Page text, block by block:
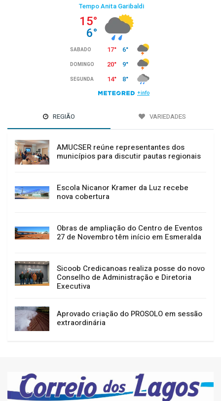
REGIÃO VARIEDADES
AMUCSER reúne representantes dos
municípios para discutir pautas regionais
Escola Nicanor Kramer da Luz recebe
nova cobertura
Obras de ampliação do Centro de Eventos
27 de Novembro têm início em Esmeralda
Sicoob Credicanoas realiza posse do novo
Conselho de Administração e Diretoria
Executiva
Aprovado criação do PROSOLO em sessão
extraordinária